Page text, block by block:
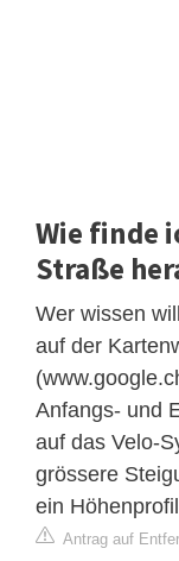
Wie finde
Straße
Wer wissen
auf der
Anfangs- und
auf das Velo-
grössere
ein
Antrag auf